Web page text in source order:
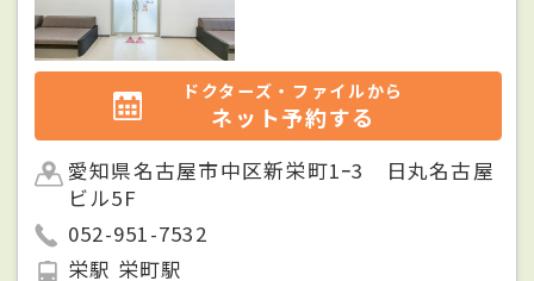
ドクターズ・ファイルから
ネット予約する
愛知県名古屋市中区新栄町1ｰ3 日丸名古屋
ビル5F
052-951-7532
栄駅 栄町駅